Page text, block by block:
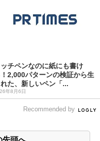
チペンなのに紙にも書け
2,000パターンの検証から生
れた、新しいペン「...
年8月6日
Recommended by